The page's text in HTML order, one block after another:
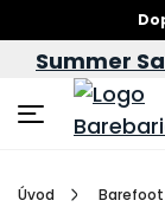
Summer
Úvod